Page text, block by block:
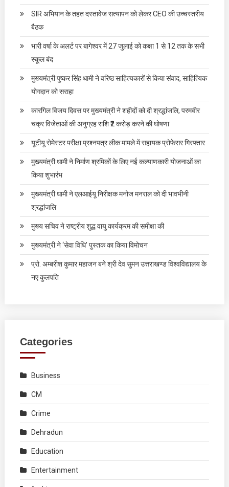
SIR अभियान के तहत दस्तावेज सत्यापन को लेकर CEO की उच्चस्तरीय
बैठक
भारी वर्षा के अलर्ट पर बागेश्वर में 27 जुलाई को कक्षा 1 से 12 तक के सभी
स्कूल बंद
मुख्यमंत्री पुष्कर सिंह धामी ने वरिष्ठ साहित्यकारों से किया संवाद, साहित्यिक
योगदान को सराहा
कारगिल विजय दिवस पर मुख्यमंत्री ने शहीदों को दी श्रद्धांजलि, परमवीर
चक्र विजेताओं की अनुग्रह राशि ₹2 करोड़ करने की घोषणा
यूटीयू सेमेस्टर परीक्षा प्रश्नपत्र लीक मामले में सहायक प्रोफेसर गिरफ्तार
मुख्यमंत्री धामी ने निर्माण श्रमिकों के लिए नई कल्याणकारी योजनाओं का
किया शुभारंभ
मुख्यमंत्री धामी ने एलआईयू निरीक्षक मनोज मनराल को दी भावभीनी
श्रद्धांजलि
मुख्य सचिव ने राष्ट्रीय शुद्ध वायु कार्यक्रम की समीक्षा की
मुख्यमंत्री ने ‘सेवा विधि’ पुस्तक का किया विमोचन
प्रो. अम्बरीश कुमार महाजन बने श्री देव सुमन उत्तराखण्ड विश्वविद्यालय के
नए कुलपति
Categories
Business
CM
Crime
Dehradun
Education
Entertainment